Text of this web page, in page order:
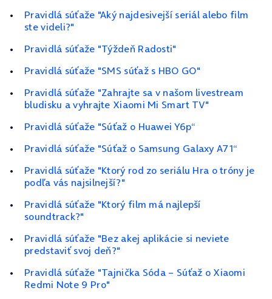
Pravidlá súťaže "Aký najdesivejší seriál alebo film
ste videli?"
Pravidlá súťaže "Týždeň Radosti"
Pravidlá súťaže "SMS súťaž s HBO GO"
Pravidlá súťaže "Zahrajte sa v našom livestream
bludisku a vyhrajte Xiaomi Mi Smart TV"
Pravidlá súťaže "Súťaž o Huawei Y6p“
Pravidlá súťaže "Súťaž o Samsung Galaxy A71“
Pravidlá súťaže "Ktorý rod zo seriálu Hra o tróny je
podľa vás najsilnejší?"
Pravidlá súťaže "Ktorý film má najlepší
soundtrack?"
Pravidlá súťaže "Bez akej aplikácie si neviete
predstaviť svoj deň?"
Pravidlá súťaže "Tajnička Sóda – Súťaž o Xiaomi
Redmi Note 9 Pro"